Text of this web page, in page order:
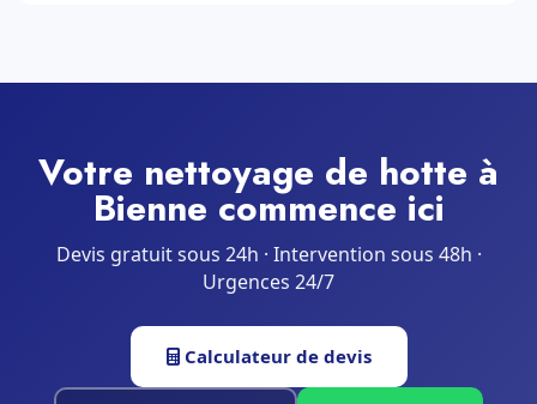
Votre nettoyage de hotte à
Bienne commence ici
Devis gratuit sous 24h · Intervention sous 48h ·
Urgences 24/7
Calculateur de devis